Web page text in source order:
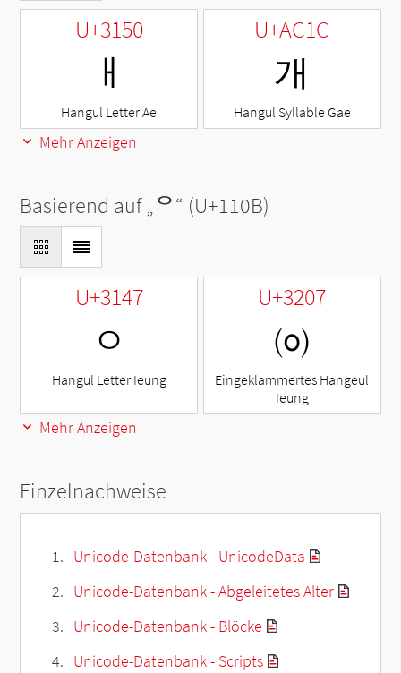
U+3150
ㅐ
Hangul Letter Ae
U+AC1C
개
Hangul Syllable Gae
Mehr Anzeigen
Basierend auf „ᄋ“ (U+110B)
U+3147
ㅇ
Hangul Letter Ieung
U+3207
㈇
Eingeklammertes Hangeul
Ieung
Mehr Anzeigen
Einzelnachweise
Unicode-Datenbank - UnicodeData
Unicode-Datenbank - Abgeleitetes Alter
Unicode-Datenbank - Blöcke
Unicode-Datenbank - Scripts